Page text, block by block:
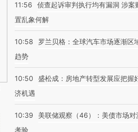
11:56
侦查起诉审判执行均有漏洞 涉案
置乱象何解
10:58
罗兰贝格：全球汽车市场逐渐区
趋势
10:50
盛松成：房地产转型发展应把握
济机遇
10:39
美联储观察（46）：美债市场对
考验